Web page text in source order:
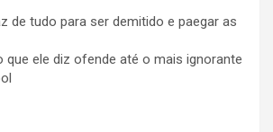
de tudo para ser demitido e paegar as
que ele diz ofende até o mais ignorante